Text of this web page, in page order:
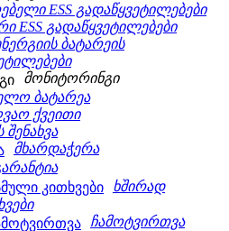
ESS გადაწყვეტილებები
ESS გადაწყვეტილებები
ბატარეის
მონიტორინგი
ბატარეა
ქვეითი
შენახვა
მხარდაჭერა
ხშირად
ჩამოტვირთვა